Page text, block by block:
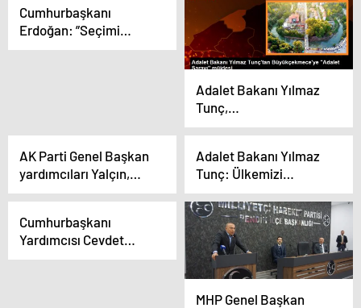
istiyor
Cumhurbaşkanı
Erdoğan: ”Seçimi
kazandıktan sonra yine
Adalet Bakanı Yılmaz
Tunç,
Büyükçekmece’ye
verdi
AK Parti Genel Başkan
yardımcıları Yalçın,
Yavuz ve Kandemir,
konuştu Açıklaması
Adalet Bakanı Yılmaz
Tunç: Ülkemizi
büyütmeye ve
ekonomiyi
geliştirmeye devam
edeceğiz
Cumhurbaşkanı
Yardımcısı Cevdet
Yılmaz: ‘Milli muharip
MHP Genel Başkan